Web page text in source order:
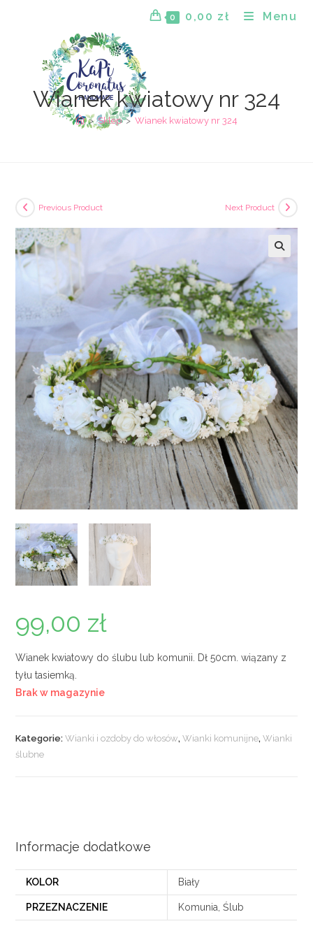
0 0,00 zł Menu
Wianek kwiatowy nr 324
> Sklep > Wianek kwiatowy nr 324
Previous Product Next Product
99,00 zł
Wianek kwiatowy do ślubu lub komunii. Dł 50cm. wiązany z
tyłu tasiemką.
Brak w magazynie
Kategorie:Wianki i ozdoby do włosów,Wianki komunijne,Wianki
ślubne
Informacje dodatkowe
KOLOR Biały
PRZEZNACZENIE Komunia, Ślub